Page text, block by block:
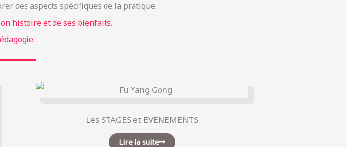
des aspects spécifiques de la pratique.
histoire et de ses bienfaits.
Les STAGES et EVENEMENTS
Lire la suite